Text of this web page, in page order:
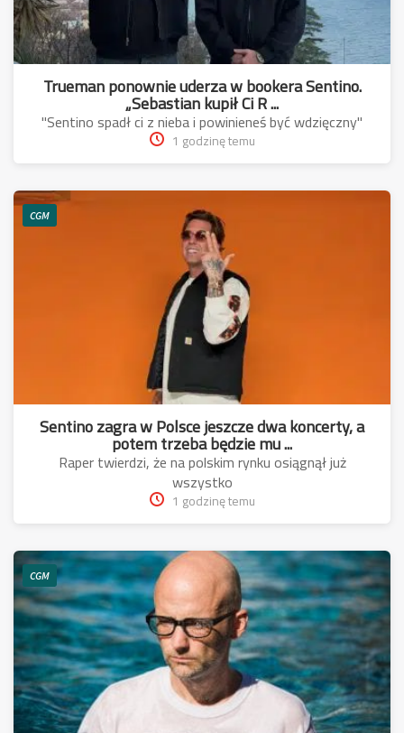
Trueman ponownie uderza w bookera Sentino.
„Sebastian kupił Ci R ...
"Sentino spadł ci z nieba i powinieneś być wdzięczny"
1 godzinę temu
CGM
Sentino zagra w Polsce jeszcze dwa koncerty, a
potem trzeba będzie mu ...
Raper twierdzi, że na polskim rynku osiągnął już
wszystko
1 godzinę temu
CGM